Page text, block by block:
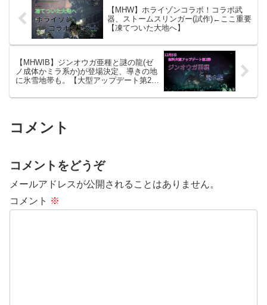
【MHW】ホライゾンコラボ！コラボ武
器、ストームスリンガー(試作)←ここ重要
【凍てついた大地へ】
【MHWIB】ジンオウガ亜種と謎の龍(ゼ
ノ成体かミラ系か)が登場決定、導きの地
に氷雪地帯も。【大型アップデート第2
コメント
コメントをどうぞ
メールアドレスが公開されることはありません。
コメント ※